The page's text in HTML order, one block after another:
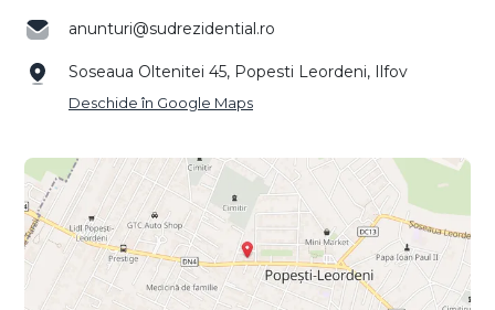
anunturi@sudrezidential.ro
Soseaua Oltenitei 45, Popesti Leordeni, Ilfov
Deschide în Google Maps